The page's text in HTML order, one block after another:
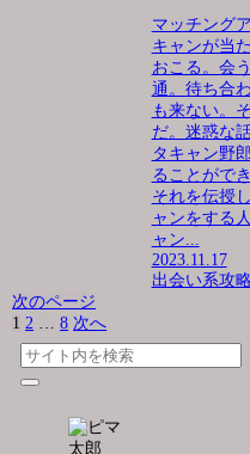
マッチング
キャンが当
おこる。会
通。待ち合
も来ない。
だ。迷惑な
タキャン野
ることがで
それを伝授
ャンをする
ャン...
2023.11.17
出会い系攻略
次のページ
1 2 … 8 次へ